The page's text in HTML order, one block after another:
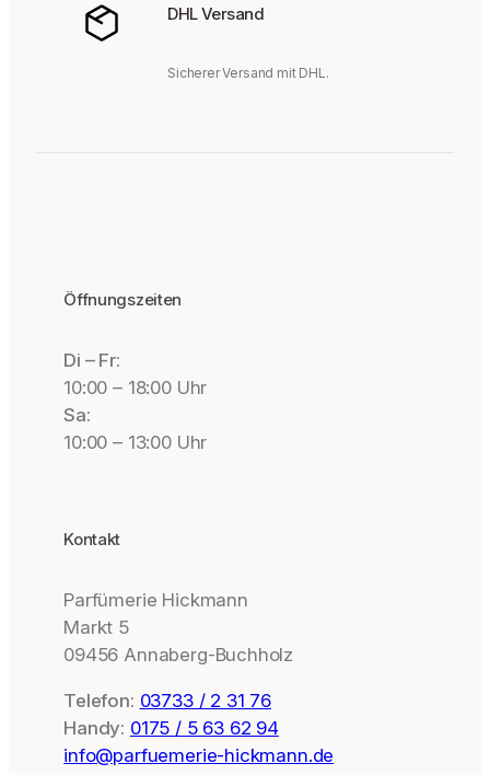
DHL Versand
Sicherer Versand mit DHL.
Öffnungszeiten
Di – Fr:
10:00 – 18:00 Uhr
Sa:
10:00 – 13:00 Uhr
Kontakt
Parfümerie Hickmann
Markt 5
09456 Annaberg-Buchholz
Telefon: 03733 / 2 31 76
Handy: 0175 / 5 63 62 94
info@parfuemerie-hickmann.de